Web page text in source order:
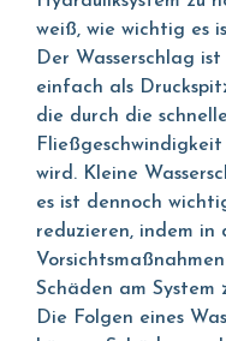
weiß, wie wichtig es
Der Wasserschlag
einfach als
die durch die
wird. Kleine
es ist dennoch
reduzieren, indem in
Schäden am System
Die Folgen eines